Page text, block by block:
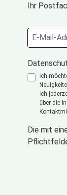
Ihr
Ich
ich
über die
Die mit